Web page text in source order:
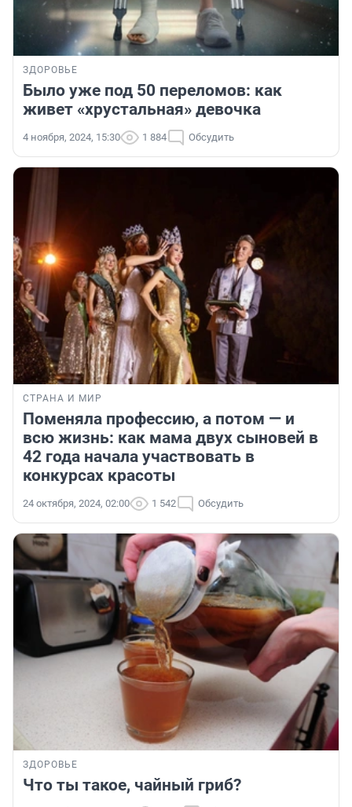
ЗДОРОВЬЕ
Было уже под 50 переломов: как
живет «хрустальная» девочка
4 ноября, 2024, 15:30 1 884 Обсудить
СТРАНА И МИР
Поменяла профессию, а потом — и
всю жизнь: как мама двух сыновей в
42 года начала участвовать в
конкурсах красоты
24 октября, 2024, 02:00 1 542 Обсудить
ЗДОРОВЬЕ
Что ты такое, чайный гриб?